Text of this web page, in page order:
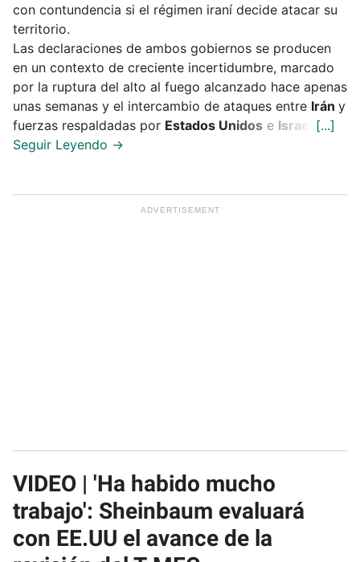
con contundencia si el régimen iraní decide atacar su
territorio.
Las declaraciones de ambos gobiernos se producen
en un contexto de creciente incertidumbre, marcado
por la ruptura del alto al fuego alcanzado hace apenas
unas semanas y el intercambio de ataques entre Irán y
fuerzas respaldadas por Estados Unidos e Israel
VIDEO | 'Ha habido mucho
trabajo': Sheinbaum evaluará
con EE.UU el avance de la